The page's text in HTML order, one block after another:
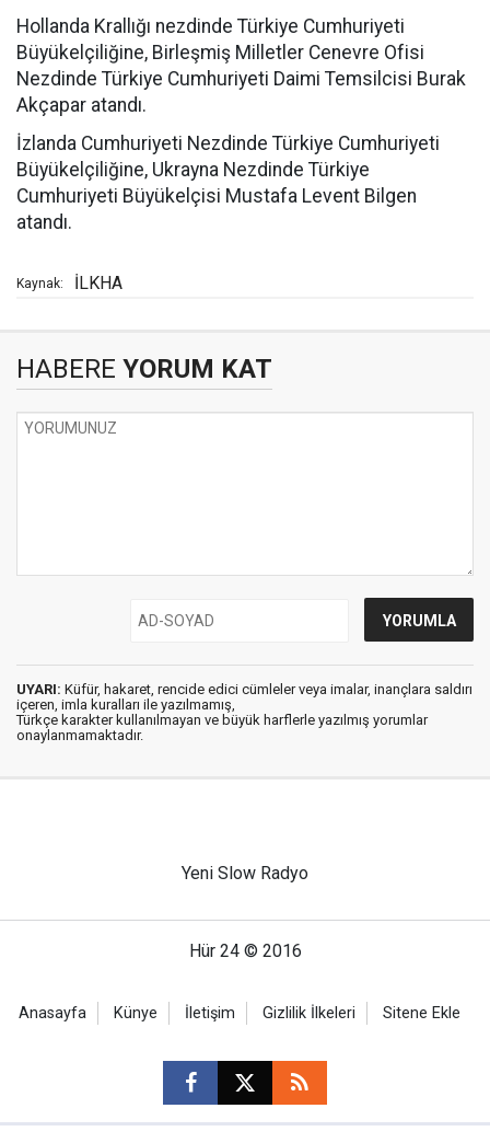
Hollanda Krallığı nezdinde Türkiye Cumhuriyeti
Büyükelçiliğine, Birleşmiş Milletler Cenevre Ofisi
Nezdinde Türkiye Cumhuriyeti Daimi Temsilcisi Burak
Akçapar atandı.
İzlanda Cumhuriyeti Nezdinde Türkiye Cumhuriyeti
Büyükelçiliğine, Ukrayna Nezdinde Türkiye
Cumhuriyeti Büyükelçisi Mustafa Levent Bilgen
atandı.
Kaynak: İLKHA
HABERE YORUM KAT
UYARI: Küfür, hakaret, rencide edici cümleler veya imalar, inançlara saldırı
içeren, imla kuralları ile yazılmamış,
Türkçe karakter kullanılmayan ve büyük harflerle yazılmış yorumlar
onaylanmamaktadır.
Yeni Slow Radyo
Hür 24 © 2016
Anasayfa Künye İletişim Gizlilik İlkeleri Sitene Ekle